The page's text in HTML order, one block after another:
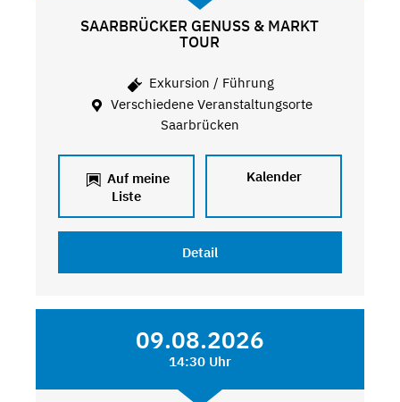
SAARBRÜCKER GENUSS & MARKT
TOUR
Exkursion / Führung
Verschiedene Veranstaltungsorte
Saarbrücken
Auf meine
Liste
Kalender
Detail
09.08.2026
14:30 Uhr